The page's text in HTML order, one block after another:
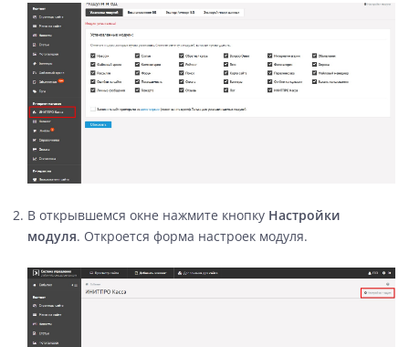
В открывшемся окне нажмите кнопку Настройки
модуля. Откроется форма настроек модуля.